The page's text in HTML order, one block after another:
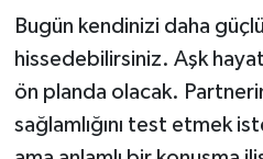
Bugün kendinizi daha
hissedebilirsiniz. Aşk
ön planda olacak.
sağlamlığını test etmek